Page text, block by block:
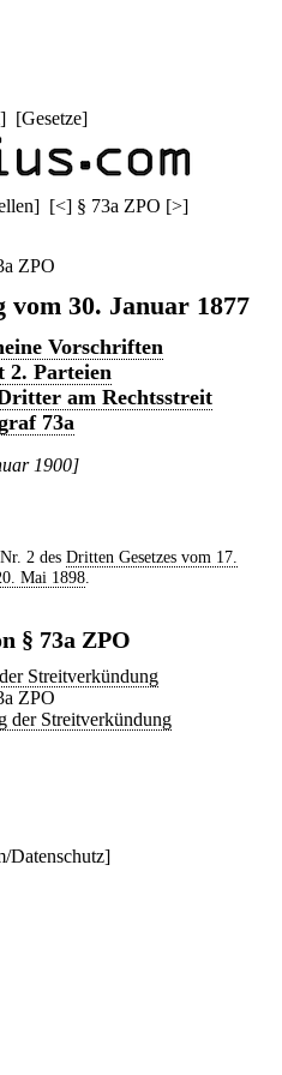
] [Gesetze]
] [<] § 73a ZPO [>]
ZPO
30. Januar 1877
Vorschriften
2. Parteien
am Rechtsstreit
73a
1900]
2 des Dritten Gesetzes vom 17.
Mai 1898
§ 73a ZPO
Streitverkündung
ZPO
der Streitverkündung
Datenschutz]